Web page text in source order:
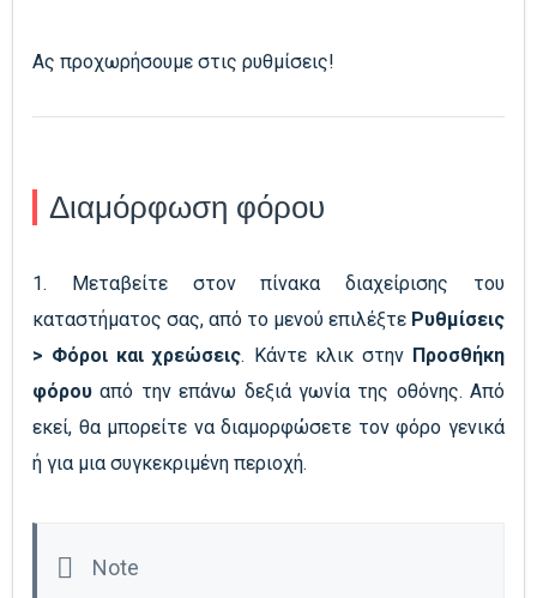
Ας προχωρήσουμε στις ρυθμίσεις!
Διαμόρφωση φόρου
1. Μεταβείτε στον πίνακα διαχείρισης του
καταστήματος σας, από το μενού επιλέξτε Ρυθμίσεις
> Φόροι και χρεώσεις. Κάντε κλικ στην Προσθήκη
φόρου από την επάνω δεξιά γωνία της οθόνης. Από
εκεί, θα μπορείτε να διαμορφώσετε τον φόρο γενικά
ή για μια συγκεκριμένη περιοχή.